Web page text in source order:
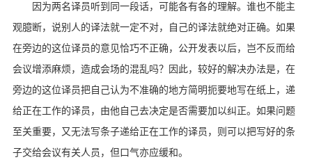
因为两名译员听到同一段话，可能各有各的理解。谁也不能主
观臆断，说别人的译法就一定不对，自己的译法就绝对正确。如果
在旁边的这位译员的意见恰巧不正确，公开发表以后，岂不反而给
会议增添麻烦，造成会场的混乱吗？因此，较好的解决办法是，在
旁边的这位译员把自己认为不准确的地方简明扼要地写在纸上，递
给正在工作的译员，由他自己去决定是否需要加以纠正。如果问题
至关重要，又无法写条子递给正在工作的译员，则可以把写好的条
子交给会议有关人员，但口气亦应缓和。